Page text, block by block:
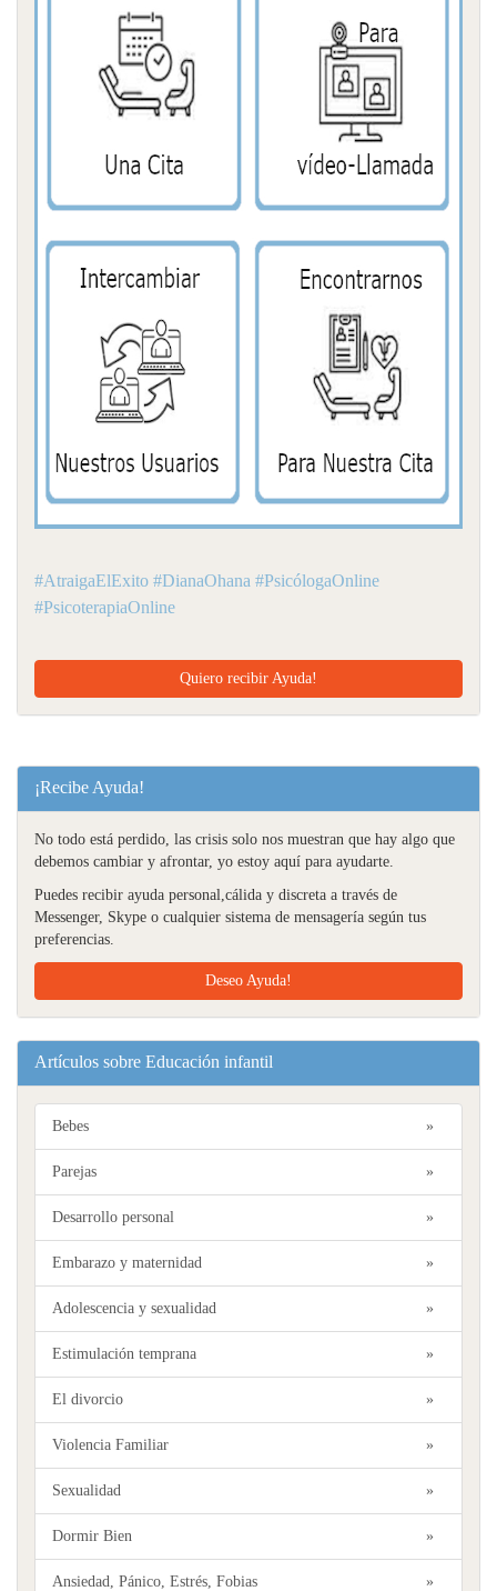
#AtraigaElExito #DianaOhana #PsicólogaOnline
#PsicoterapiaOnline
Quiero recibir Ayuda!
¡Recibe Ayuda!
No todo está perdido, las crisis solo nos muestran que hay algo que
debemos cambiar y afrontar, yo estoy aquí para ayudarte.
Puedes recibir ayuda personal,cálida y discreta a través de
Messenger, Skype o cualquier sistema de mensagería según tus
preferencias.
Deseo Ayuda!
Artículos sobre Educación infantil
»
Bebes
»
Parejas
»
Desarrollo personal
»
Embarazo y maternidad
»
Adolescencia y sexualidad
»
Estimulación temprana
»
El divorcio
»
Violencia Familiar
»
Sexualidad
»
Dormir Bien
»
Ansiedad, Pánico, Estrés, Fobias